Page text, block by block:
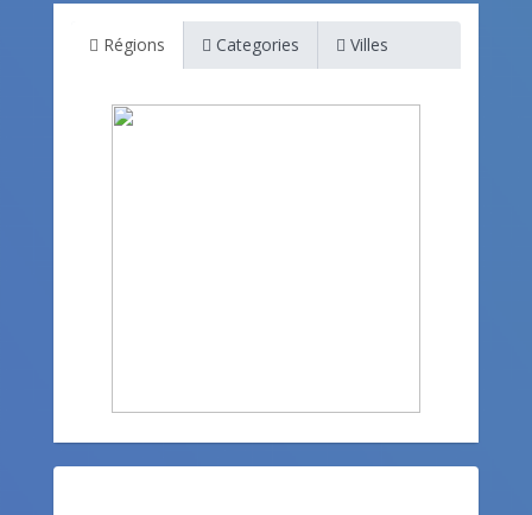
Régions Categories Villes